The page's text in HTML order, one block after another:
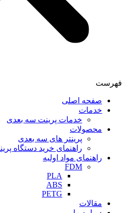
فهرست
صفحه اصلی
خدمات
خدمات پرینت سه بعدی
محصولات
پرینتر های سه بعدی
راهنمای خرید دستگاه
راهنمای مواد اولیه
FDM
PLA
ABS
PETG
مقالات